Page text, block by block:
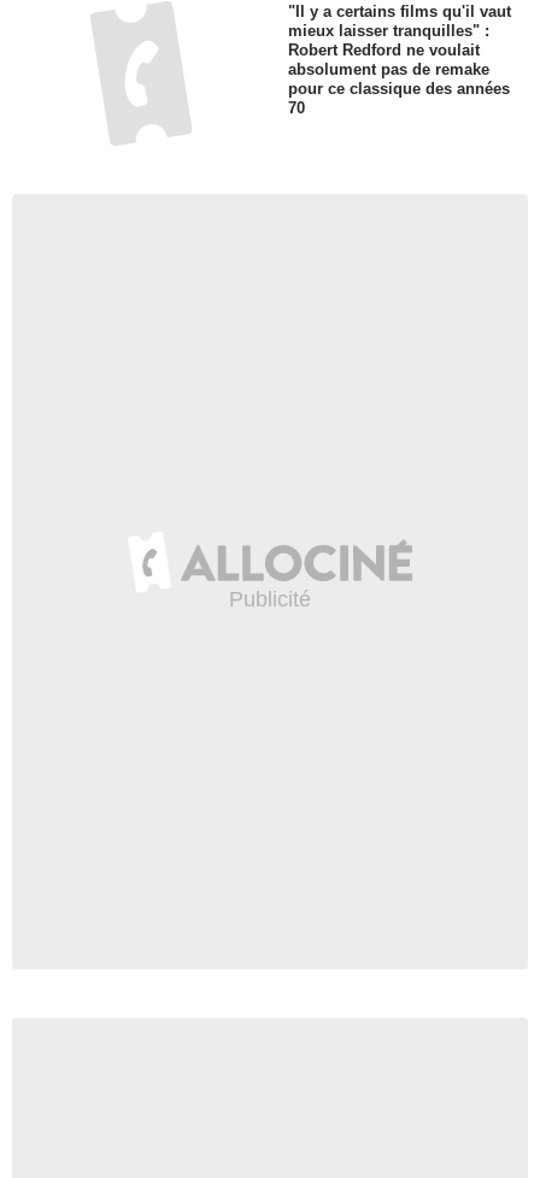
"Il y a certains films qu'il vaut
mieux laisser tranquilles" :
Robert Redford ne voulait
absolument pas de remake
pour ce classique des années
70